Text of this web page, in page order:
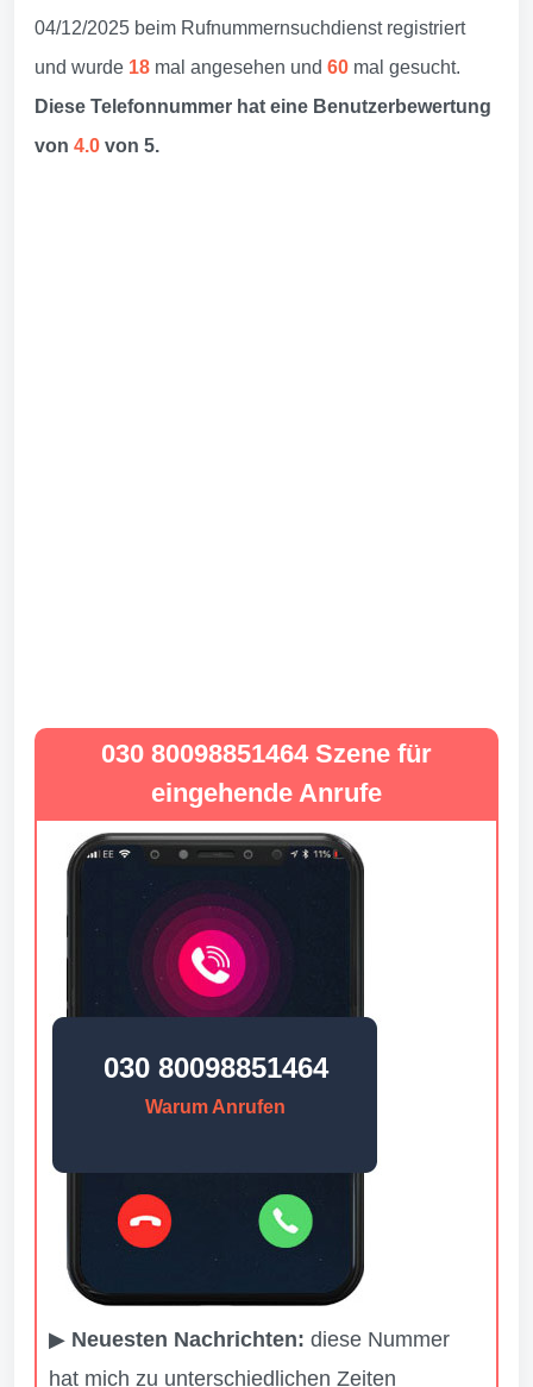
04/12/2025 beim Rufnummernsuchdienst registriert
und wurde 18 mal angesehen und 60 mal gesucht.
Diese Telefonnummer hat eine Benutzerbewertung
von 4.0 von 5.
030 80098851464 Szene für
eingehende Anrufe
030 80098851464
Warum Anrufen
▶ Neuesten Nachrichten: diese Nummer
hat mich zu unterschiedlichen Zeiten